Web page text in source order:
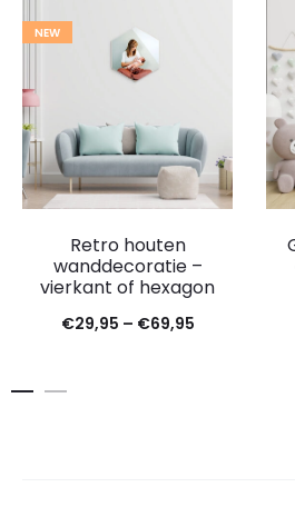
NEW
Retro houten
wanddecoratie –
vierkant of hexagon
€29,95 – €69,95